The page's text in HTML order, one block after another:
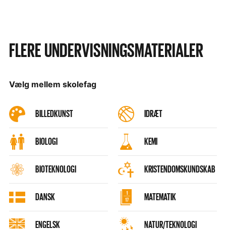
FLERE UNDERVISNINGSMATERIALER
Vælg mellem skolefag
BILLEDKUNST
BIOLOGI
BIOTEKNOLOGI
DANSK
ENGELSK
IDRÆT
KEMI
KRISTENDOMSKUNDSKAB
MATEMATIK
NATUR/TEKNOLOGI